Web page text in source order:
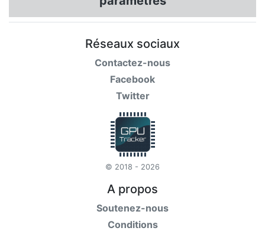
Réseaux sociaux
Contactez-nous
Facebook
Twitter
© 2018 - 2026
A propos
Soutenez-nous
Conditions